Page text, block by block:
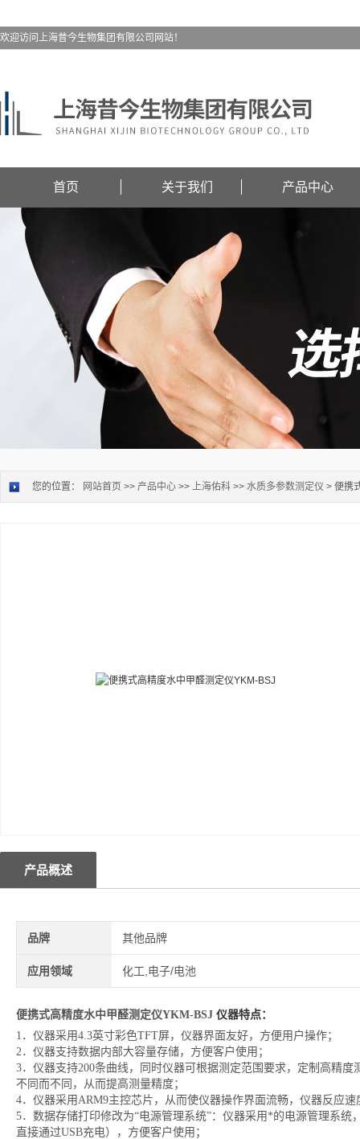
欢迎访问上海昔今生物集团有限公司网站！
首页 关于我们 产品中心
您的位置： 网站首页 >> 产品中心 >> 上海佑科 >> 水质多参数测定仪 > 便携
产品概述
品牌 其他品牌
应用领域 化工,电子/电池
便携式高精度水中甲醛测定仪YKM-BSJ 仪器特点：
1．仪器采用4.3英寸彩色TFT屏，仪器界面友好，方便用户操作；
2．仪器支持数据内部大容量存储，方便客户使用；
3．仪器支持200条曲线，同时仪器可根据测定范围要求，定制高精
不同而不同，从而提高测量精度；
4．仪器采用ARM9主控芯片，从而使仪器操作界面流畅，仪器反应
5．数据存储打印修改为“电源管理系统”：仪器采用*的电源管理系
直接通过USB充电），方便客户使用；